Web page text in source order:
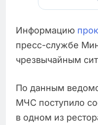
Информацию
пресс-службе
чрезвычайным
По данным
МЧС поступило
в одном из